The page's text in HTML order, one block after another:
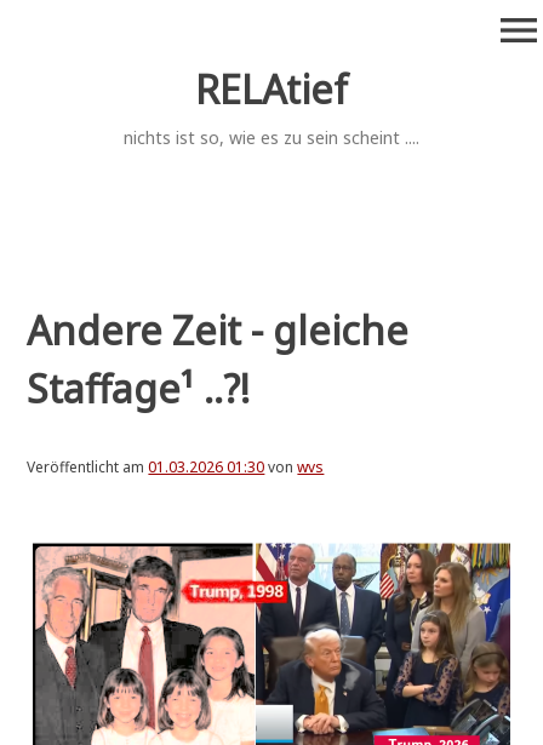
RELAtief
nichts ist so, wie es zu sein scheint ....
menu
Andere Zeit - gleiche
Staffage¹ ..?!
Veröffentlicht am01.03.2026 01:30vonwvs